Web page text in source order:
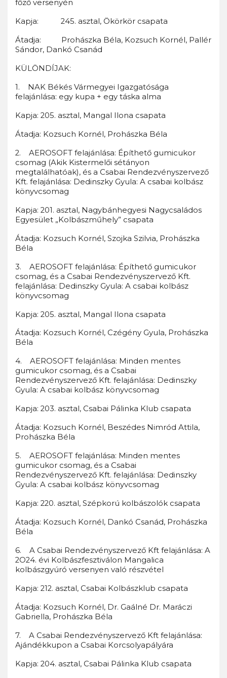
főző versenyén
Kapja: 245. asztal, Ökörkör csapata
Átadja: Prohászka Béla, Kozsuch Kornél, Pallér
Sándor, Dankó Csanád
KÜLÖNDÍJAK:
1. NAK Békés Vármegyei Igazgatósága
felajánlása: egy kupa + egy táska alma
Kapja: 205. asztal, Mangal Ilona csapata
Átadja: Kozsuch Kornél, Prohászka Béla
2. AEROSOFT felajánlása: Építhető gumicukor
csomag (Akik Kistermelői sétányon
megtalálhatóak), és a Csabai Rendezvényszervező
Kft. felajánlása: Dedinszky Gyula: A csabai kolbász
könyvcsomag
Kapja: 201. asztal, Nagybánhegyesi Nagycsaládos
Egyesület „Kolbászműhely” csapata
Átadja: Kozsuch Kornél, Szojka Szilvia, Prohászka
Béla
3. AEROSOFT felajánlása: Építhető gumicukor
csomag, és a Csabai Rendezvényszervező Kft.
felajánlása: Dedinszky Gyula: A csabai kolbász
könyvcsomag
Kapja: 205. asztal, Mangal Ilona csapata
Átadja: Kozsuch Kornél, Czégény Gyula, Prohászka
Béla
4. AEROSOFT felajánlása: Minden mentes
gumicukor csomag, és a Csabai
Rendezvényszervező Kft. felajánlása: Dedinszky
Gyula: A csabai kolbász könyvcsomag
Kapja: 203. asztal, Csabai Pálinka Klub csapata
Átadja: Kozsuch Kornél, Beszédes Nimród Attila,
Prohászka Béla
5. AEROSOFT felajánlása: Minden mentes
gumicukor csomag, és a Csabai
Rendezvényszervező Kft. felajánlása: Dedinszky
Gyula: A csabai kolbász könyvcsomag
Kapja: 220. asztal, Szépkorú kolbászolók csapata
Átadja: Kozsuch Kornél, Dankó Csanád, Prohászka
Béla
6. A Csabai Rendezvényszervező Kft felajánlása: A
2O24. évi Kolbászfesztiválon Mangalica
kolbászgyúró versenyen való részvétel
Kapja: 212. asztal, Csabai Kolbászklub csapata
Átadja: Kozsuch Kornél, Dr. Gaálné Dr. Maráczi
Gabriella, Prohászka Béla
7. A Csabai Rendezvényszervező Kft felajánlása:
Ajándékkupon a Csabai Korcsolyapályára
Kapja: 204. asztal, Csabai Pálinka Klub csapata